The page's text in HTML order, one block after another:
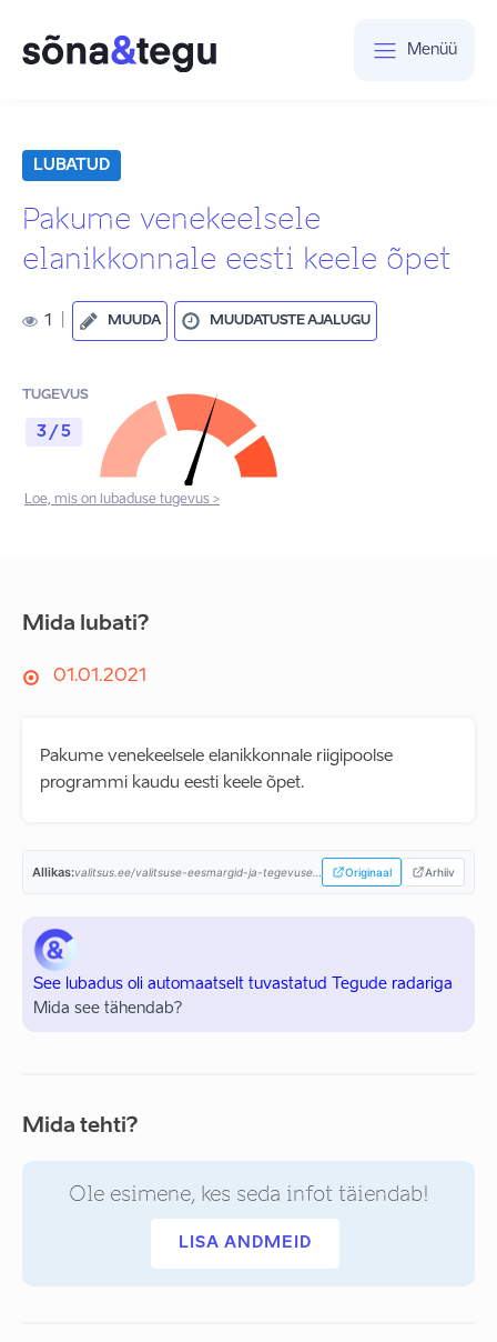
Menüü
LUBATUD
Pakume venekeelsele
elanikkonnale eesti keele õpet
1 MUUDA MUUDATUSTE AJALUGU
TUGEVUS
3 / 5
Loe, mis on lubaduse tugevus >
Mida lubati?
01.01.2021
Pakume venekeelsele elanikkonnale riigipoolse
programmi kaudu eesti keele õpet.
Allikas: Originaal Arhiiv
See lubadus oli automaatselt tuvastatud Tegude radariga
Mida see tähendab?
Mida tehti?
Ole esimene, kes seda infot täiendab!
LISA ANDMEID